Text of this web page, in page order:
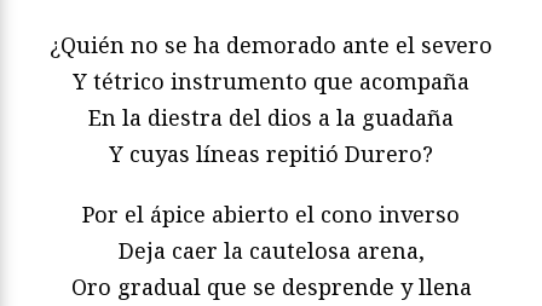
¿Quién no se ha demorado ante el severo
Y tétrico instrumento que acompaña
En la diestra del dios a la guadaña
Y cuyas líneas repitió Durero?
Por el ápice abierto el cono inverso
Deja caer la cautelosa arena,
Oro gradual que se desprende y llena